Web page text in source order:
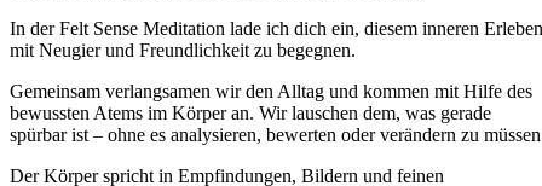
In der Felt Sense Meditation lade ich dich ein, diesem inneren Erleben
mit Neugier und Freundlichkeit zu begegnen.
Gemeinsam verlangsamen wir den Alltag und kommen mit Hilfe des
bewussten Atems im Körper an. Wir lauschen dem, was gerade
spürbar ist – ohne es analysieren, bewerten oder verändern zu
Der Körper spricht in Empfindungen, Bildern und feinen